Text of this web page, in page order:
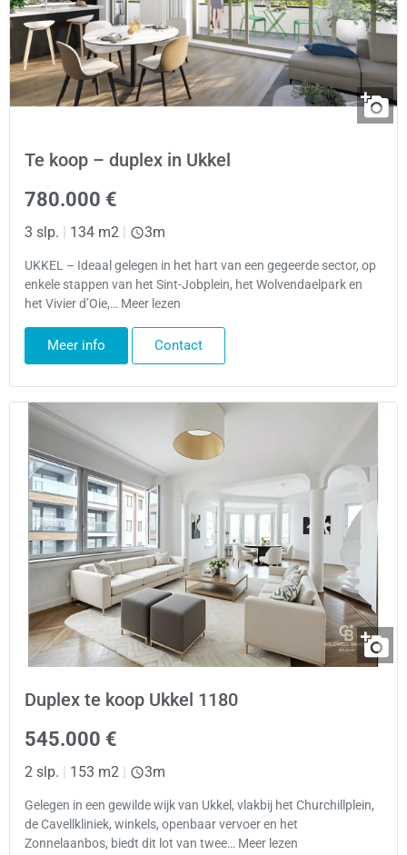
Te koop – duplex in Ukkel
780.000 €
3 slp. | 134 m2 | 3m
UKKEL – Ideaal gelegen in het hart van een gegeerde sector, op
enkele stappen van het Sint-Jobplein, het Wolvendaelpark en
het Vivier d’Oie,… Meer lezen
Meer info Contact
Duplex te koop Ukkel 1180
545.000 €
2 slp. | 153 m2 | 3m
Gelegen in een gewilde wijk van Ukkel, vlakbij het Churchillplein,
de Cavellkliniek, winkels, openbaar vervoer en het
Zonnelaanbos, biedt dit lot van twee… Meer lezen